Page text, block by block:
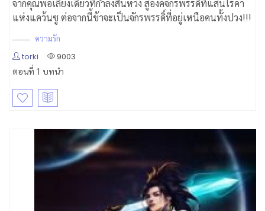
จากคุณพ่อเลี้ยงเดี่ยวที่กำลังสิ้นหวัง สู่องค์จักรพรรดิ์ที่แสนไร้ค่า
แห่งแคว้นซู ต่อจากนี้ข้าจะเป็นจักรพรรดิ์ที่อยู่เหนือคนทั้งปวง!!!
ความรัก
torki 9003
ตอนที่ 1 บทนำ